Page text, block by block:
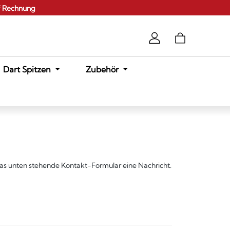
Dart Spitzen Zubehör
unten stehende Kontakt-Formular eine Nachricht.